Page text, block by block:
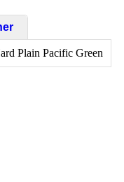
Plain Pacific Green